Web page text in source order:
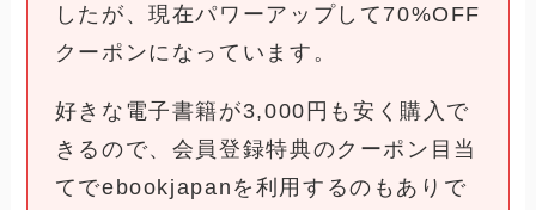
したが、現在パワーアップして70%OFF
クーポンになっています。
好きな電子書籍が3,000円も安く購入で
きるので、会員登録特典のクーポン目当
てでebookjapanを利用するのもありで